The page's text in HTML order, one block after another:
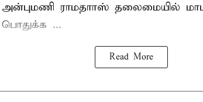
ராமதாாஸ் தலைமையில்
...
Read More